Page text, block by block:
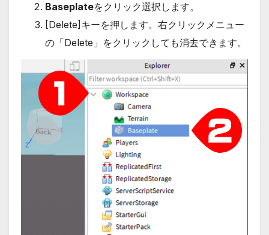
Baseplateをクリック選択します。
[Delete]キーを押します。右クリックメニュー
の「Delete」をクリックしても消去できます。